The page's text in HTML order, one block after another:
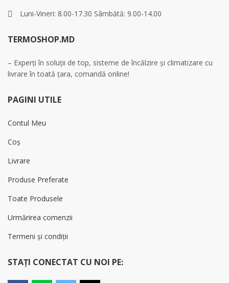
Luni-Vineri: 8.00-17.30 Sâmbătă: 9.00-14.00
TERMOSHOP.MD
– Experți în soluții de top, sisteme de încălzire și climatizare cu
livrare în toată țara, comandă online!
PAGINI UTILE
Contul Meu
Coș
Livrare
Produse Preferate
Toate Produsele
Urmărirea comenzii
Termeni și condiții
STAȚI CONECTAT CU NOI PE: